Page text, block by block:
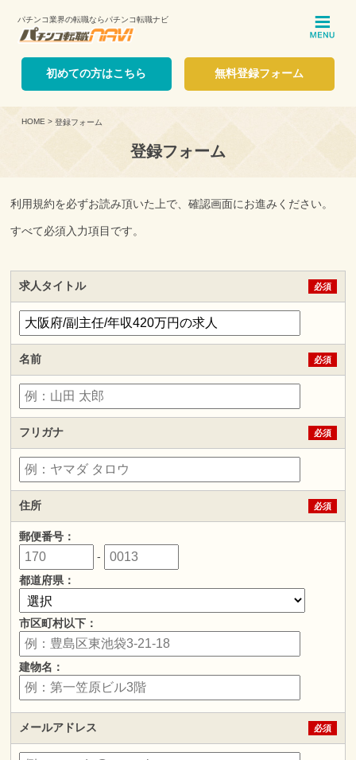
パチンコ業界の転職ならパチンコ転職ナビ
初めての方はこちら 無料登録フォーム
HOME > 登録フォーム
登録フォーム
利用規約を必ずお読み頂いた上で、確認画面にお進みください。
すべて必須入力項目です。
求人タイトル 必須
名前 必須
フリガナ 必須
住所 必須
郵便番号：
-
都道府県：
市区町村以下：
建物名：
メールアドレス 必須